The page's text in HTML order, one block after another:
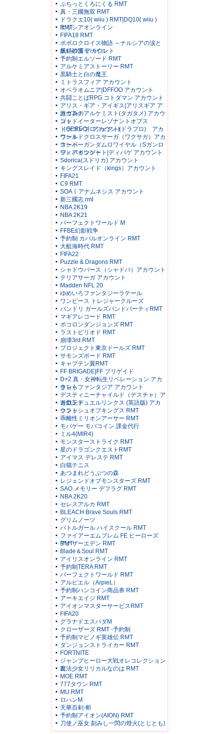
ぷちっとくろにくる RMT
真・三國無双 RMT
ドラクエ10( wiiu ) RMT|DQ10( wiiu )
RMT
エリシアオンライン
FIFA18 RMT
ポポロクロイス物語 ～ナルシアの涙と
妖精の笛 アカウント
黒い砂漠モバイル
予約制エルソード RMT
アルケミアストーリー RMT
黒騎士と白の魔王
ミトラスフィア アカウント
オペラオムニア|DFFOO アカウント
共闘ことばRPG コトダマン アカウント
アリス・ギア・アイギス|アリスギア ア
カウント
誰ガ為のアルケミスト(タガタメ) アカウ
ント
ゴッドイーターレゾナントオプス
（GEREO）アカウント
ドラゴンプロジェクト(ドラプロ) アカ
ウント
ワールドクロスサーガ（ワクサガ）アカ
ウント
スーパーガンダムロワイヤル（Sガンロ
ワ）アカウント
ディバインゲート|ディバゲ アカウント
Sdorica(スドリカ) アカウント
キングスレイド（kings）アカウント
FIFA21
C9 RMT
SOA丨アナムネシス アカウント
新三國志 rmt
NBA 2K19
NBA 2K21
パーフェクトワールド M
FFBE幻影戦争
予約制 カバルオンライン RMT
大航海時代 RMT
FIFA22
Puzzle & Dragons RMT
シャドウバース（シャドバ）アカウント
テリアサーガ アカウント
Madden NFL 20
ゆめいろファンタジーラテール
ワンピース トレジャークルーズ
バンドリ ガールズバンドパーティRMT
マギアレコード RMT
ポコロンダンジョンズ RMT
ラストピリオド RMT
崩壊3rd RMT
プロジェクト東京ドールズ RMT
サモンズボード RMT
キャプテン翼RMT
FF BRIGADE|FF ブリゲイド
D×2 真・女神転生リベレーション アカ
ウント
きららファンタジア アカウント
デスティニーチャイルド（デスチャ）ア
カウント
遊戯王デュエルリンクス (英語版) アカ
ウント
クラッシュオブキングス RMT
乖離性ミリオンアーサー RMT
モバゲー モバコイン 課金代行
ミル4(MIR4)
モンスターストライク RMT
星のドラゴンクエストRMT
アイマス デレステ RMT
白猫テニス
あつまれどうぶつの森
レジェンドオブモンスターズ RMT
SAO メモリー デフラグ RMT
NBA 2K20
セレスアルカ RMT
BLEACH Brave Souls RMT
グリムノーツ
バトルガール ハイスクール RMT
ファイアーエムブレム FE ヒーローズ
RMT
アナザーエデン RMT
Blade＆Soul RMT
アイリスオンライン RMT
予約制TERA RMT
パーフェクトワールド RMT
アルピエル（ArpieL）
予約制ハンコイン商品券 RMT
アーキエイジ RMT
アイオンマスターサービスRMT
FIFA20
グラナドエスパダM
クローザーズ RMT -予約制
予約制マビノギ英雄伝 RMT
ダンジョンストライカー RMT
FORTNITE
ジャンプヒーロー大戦オレコレクション
2
魔法少女リリカルなのは RMT
MOE RMT
777タウン RMT
MU RMT
ロハンM
天華百剣-斬
予約制アイオン(AION) RMT
刀使ノ巫女 刻みし一閃の燈火(とじとも)